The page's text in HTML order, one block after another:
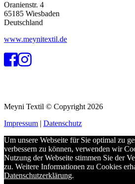
Oranienstr. 4
65185 Wiesbaden
Deutschland
www.meynitextil.de
Meyni Textil © Copyright 2026
Impressum | Datenschutz
Um unsere Webseite für Sie optimal zu
verbessern zu können, verwenden wir
Nutzung der Webseite stimmen Sie der
zu. Weitere Informationen zu Cookies
Datenschutzerklärung.